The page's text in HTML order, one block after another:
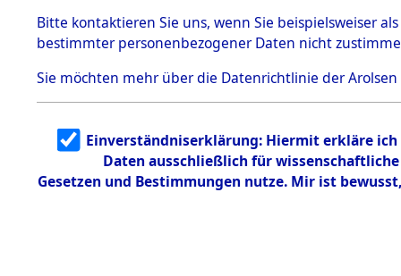
5.3.1 Alliierte
Erhebungen
zu
Todesmärsch
en
5.3.2
Identifizierun
g
5.3.3
Todesmärsch
Bitte kontaktieren Sie uns, wenn Sie beispielsweiser
bestimmter personenbezogener Daten nicht
Sie möchten mehr über die Datenrichtlinie der Arolsen
Einverständniserklärung: Hiermit erkläre
Daten ausschließlich für
Gesetzen und Bestimmungen nutze. Mir ist